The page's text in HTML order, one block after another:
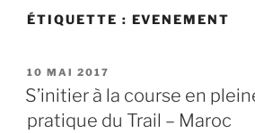
ÉTIQUETTE : EVENEMENT
PUBLIÉ
LE
10 MAI 2017
S’initier à la course en
pratique du Trail – Maroc